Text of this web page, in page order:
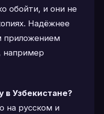
обойти, и они не
Надёжнее
приложением
например
в Узбекистане?
на русском и